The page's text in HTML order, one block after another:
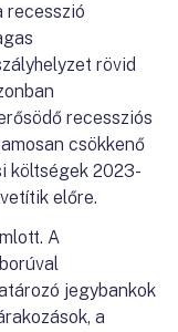
recesszió
rövid
recessziós
csökkenő
költségek 2023-
előre.
A
jegybankok
a